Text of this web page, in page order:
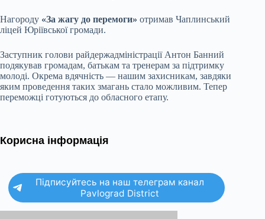
Нагороду «За жагу до перемоги» отримав Чаплинський
ліцей Юріївської громади.
Заступник голови райдержадміністрації Антон Банний
подякував громадам, батькам та тренерам за підтримку
молоді. Окрема вдячність — нашим захисникам, завдяки
яким проведення таких змагань стало можливим. Тепер
переможці готуються до обласного етапу.
Корисна інформація
Підписуйтесь на наш телеграм канал
Pavlograd District